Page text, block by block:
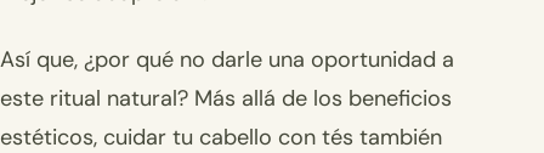
Así que, ¿por qué no darle una oportunidad a
este ritual natural? Más allá de los beneficios
estéticos, cuidar tu cabello con tés también